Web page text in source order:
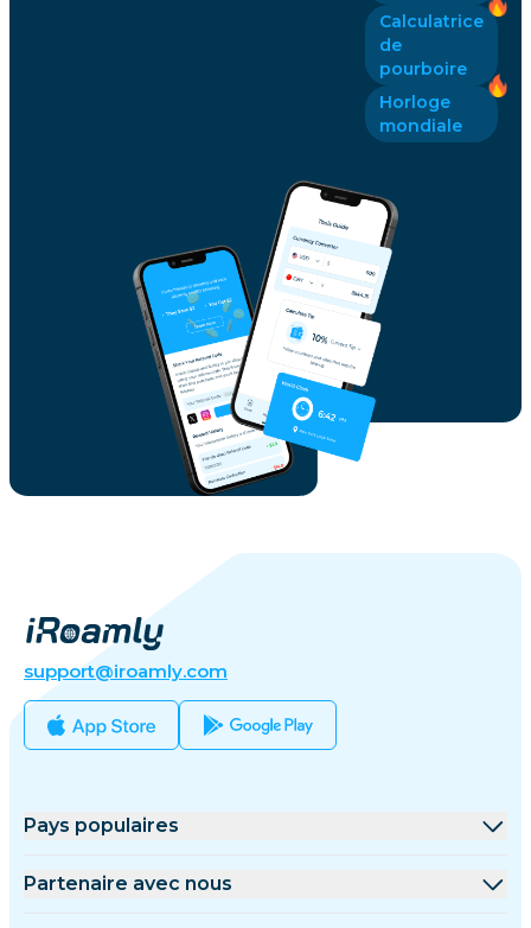
Calculatrice
de
pourboire
Horloge
mondiale
support@iroamly.com
Pays populaires
États-Unis
Partenaire avec nous